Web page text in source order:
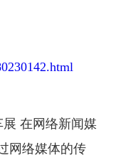
在网络新闻媒
网络媒体的传